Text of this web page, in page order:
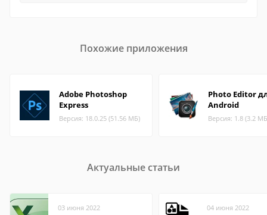
Похожие приложения
Adobe Photoshop
Express
Версия: 18.0.25 (51.56 МБ)
Photo Editor
Android
Версия: 1.8 (3.2
Актуальные статьи
03 июня 2022 04 июня 2022